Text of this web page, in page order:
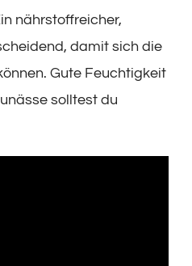
nährstoffreicher,
damit sich die
Gute Feuchtigkeit
solltest du